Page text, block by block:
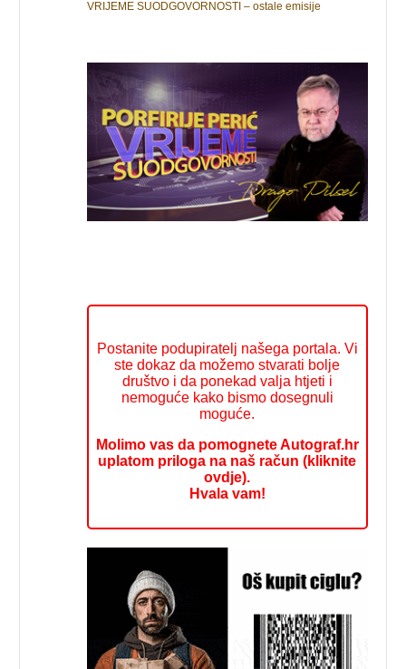
VRIJEME SUODGOVORNOSTI – ostale emisije
Postanite podupiratelj našega portala. Vi
ste dokaz da možemo stvarati bolje
društvo i da ponekad valja htjeti i
nemoguće kako bismo dosegnuli
moguće.
Molimo vas da pomognete Autograf.hr
uplatom priloga na naš račun (kliknite
ovdje).
Hvala vam!